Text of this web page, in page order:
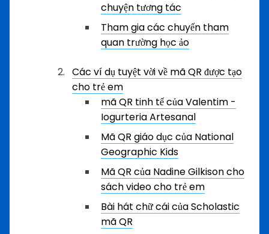
chuyện tương tác
Tham gia các chuyến tham
quan trường học ảo
Các ví dụ tuyệt vời về mã QR được tạo
cho trẻ em
mã QR tinh tế của Valentim -
Iogurteria Artesanal
Mã QR giáo dục của National
Geographic Kids
Mã QR của Nadine Gilkison cho
sách video cho trẻ em
Bài hát chữ cái của Scholastic
mã QR